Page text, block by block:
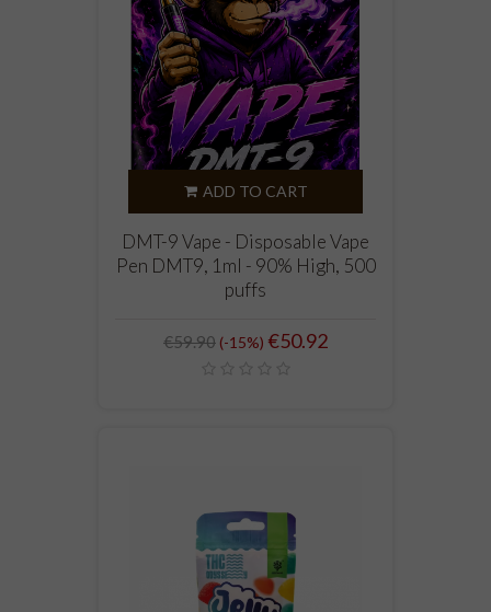
ADD TO CART
DMT-9 Vape - Disposable Vape
Pen DMT9, 1ml - 90% High, 500
puffs
Regular
€59.90 -15% Price
€50.92